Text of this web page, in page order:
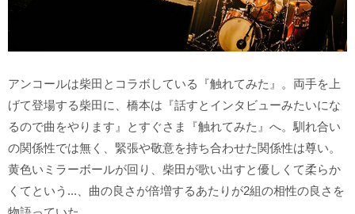
アンコールは柴田とコラボしている『触れてみた』。両手を上
げて登場する柴田に、橋本は『話すとインタビューみたいにな
るので曲をやります』とすぐさま『触れてみた』へ。馴れ合い
の関係性では無く、緊張や敬意を持ち合わせた関係性は尊い。
黄色いミラーボールが回り、柴田が歌い出すと優しくて柔らか
くてという...、曲の良さが倍増するあたりが2組の相性の良さを